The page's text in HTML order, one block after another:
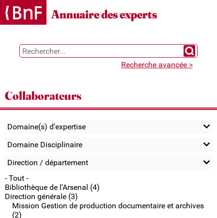
Gestion des cookies
Annuaire des experts
Chercher
Recherche avancée >
Collaborateurs
Domaine(s) d'expertise
Domaine Disciplinaire
Direction / département
- Tout -
Bibliothèque de l'Arsenal (4)
Direction générale (3)
Mission Gestion de production documentaire et archives
(2)